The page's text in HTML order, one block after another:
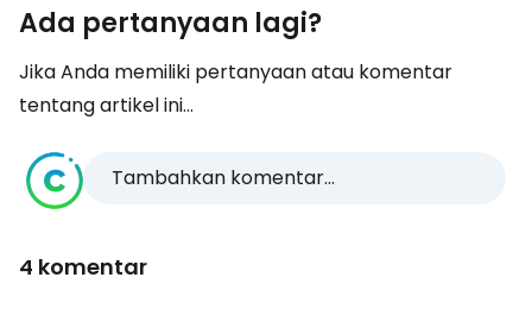
Ada pertanyaan lagi?
Jika Anda memiliki pertanyaan atau komentar
tentang artikel ini...
Tambahkan komentar...
4 komentar